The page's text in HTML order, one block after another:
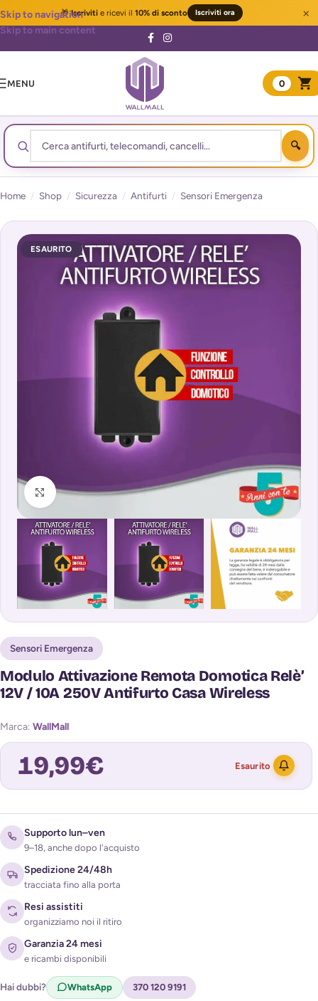
🎁Iscrivitie ricevi il 10% di sconto Iscriviti ora ×
Skip to navigation
Skip to main content
MENU 0
Home / Shop / Sicurezza / Antifurti / Sensori Emergenza
ESAURITO
Clicca per ingrandire
Sensori Emergenza
Modulo Attivazione Remota Domotica Relè’
12V / 10A 250V Antifurto Casa Wireless
Marca: WallMall
19,99€ Esaurito
Acconsento al trattamento dei miei dati per ricevere
l'avviso di disponibilità (
Privacy Policy)
Supporto lun–ven
9–18, anche dopo l'acquisto
Spedizione 24/48h
tracciata fino alla porta
Resi assistiti
organizziamo noi il ritiro
Garanzia 24 mesi
e ricambi disponibili
Hai dubbi? WhatsApp 370 120 9191